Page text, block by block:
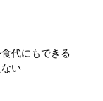
代にもできる
い